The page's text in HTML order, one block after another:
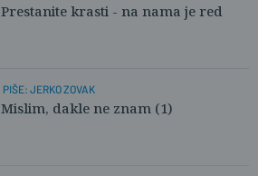
Prestanite krasti - na nama je red
PIŠE: JERKO ZOVAK
Mislim, dakle ne znam (1)